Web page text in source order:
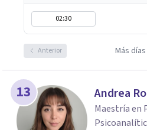
02:30
Anterior Más días
13 Andrea
Maestría en